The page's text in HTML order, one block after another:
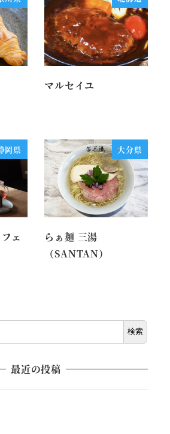
マルセイユ
岡県
ェ
大分県
らぁ麺 三湯
（SANTAN）
検索
最近の投稿